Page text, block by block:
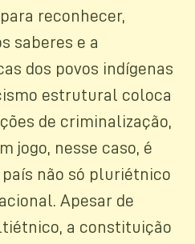
reconhecer,
saberes e a
dos povos indígenas
estrutural coloca
de criminalização,
jogo, nesse caso, é
não só pluriétnico
Apesar de
a constituição